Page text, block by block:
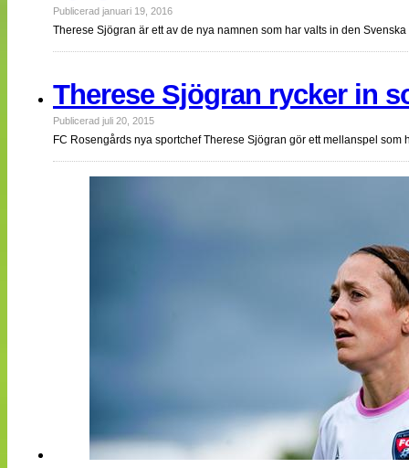
Publicerad januari 19, 2016
Therese Sjögran är ett av de nya namnen som har valts in den
Therese Sjögran rycker in
Publicerad juli 20, 2015
FC Rosengårds nya sportchef Therese Sjögran gör ett mellanspel